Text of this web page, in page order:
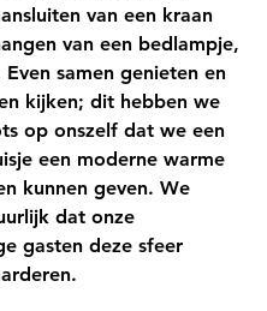
van een kraan
van een bedlampje,
samen genieten en
kijken; dit hebben we
op onszelf dat we een
een moderne warme
kunnen geven. We
dat onze
gasten deze sfeer